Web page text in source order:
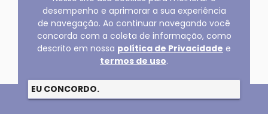
Copyright @2026 GLOBAL SERVICOS LTDA
desempenho e aprimorar a sua experiência
de navegação. Ao continuar navegando você
concorda com a coleta de informação, como
descrito em nossa política de Privacidade e
termos de uso.
EU CONCORDO.